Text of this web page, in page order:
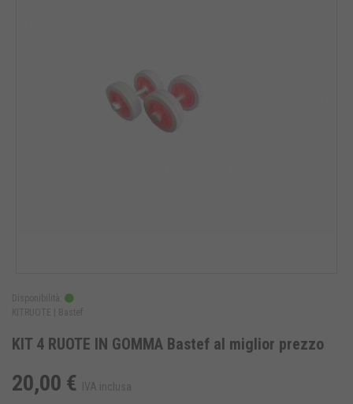
Disponibilità:
KITRUOTE |
Bastef
KIT 4 RUOTE IN GOMMA Bastef al miglior prezzo
20,00 € IVA inclusa